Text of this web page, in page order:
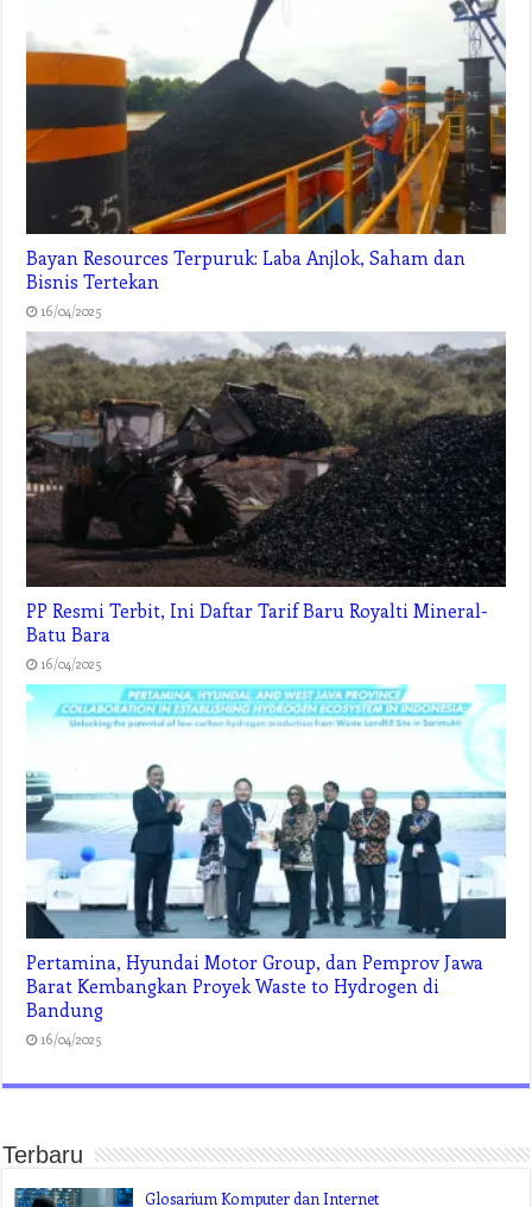
Bayan Resources Terpuruk: Laba Anjlok, Saham dan
Bisnis Tertekan
16/04/2025
PP Resmi Terbit, Ini Daftar Tarif Baru Royalti Mineral-
Batu Bara
16/04/2025
Pertamina, Hyundai Motor Group, dan Pemprov Jawa
Barat Kembangkan Proyek Waste to Hydrogen di
Bandung
16/04/2025
Terbaru
Glosarium Komputer dan Internet